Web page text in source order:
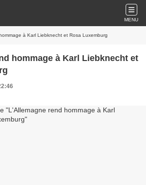
MENU
à Karl Liebknecht et Rosa Luxemburg
hommage à Karl Liebknecht et